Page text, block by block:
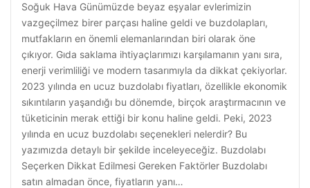
Soğuk Hava Günümüzde beyaz eşyalar evlerimizin
vazgeçilmez birer parçası haline geldi ve buzdolapları,
mutfakların en önemli elemanlarından biri olarak öne
çıkıyor. Gıda saklama ihtiyaçlarımızı karşılamanın yanı sıra,
enerji verimliliği ve modern tasarımıyla da dikkat çekiyorlar.
2023 yılında en ucuz buzdolabı fiyatları, özellikle ekonomik
sıkıntıların yaşandığı bu dönemde, birçok araştırmacının ve
tüketicinin merak ettiği bir konu haline geldi. Peki, 2023
yılında en ucuz buzdolabı seçenekleri nelerdir? Bu
yazımızda detaylı bir şekilde inceleyeceğiz. Buzdolabı
Seçerken Dikkat Edilmesi Gereken Faktörler Buzdolabı
satın almadan önce, fiyatların yanı…